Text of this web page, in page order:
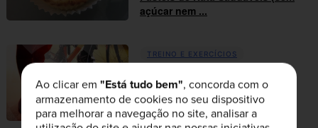
açúcar nem ...
TREINO E EXERCÍCIOS
Junta-te à nossa Comunidade
de Cardio com a ...
Ao clicar em "Está tudo bem", concorda com o
armazenamento de cookies no seu dispositivo
para melhorar a navegação no site, analisar a